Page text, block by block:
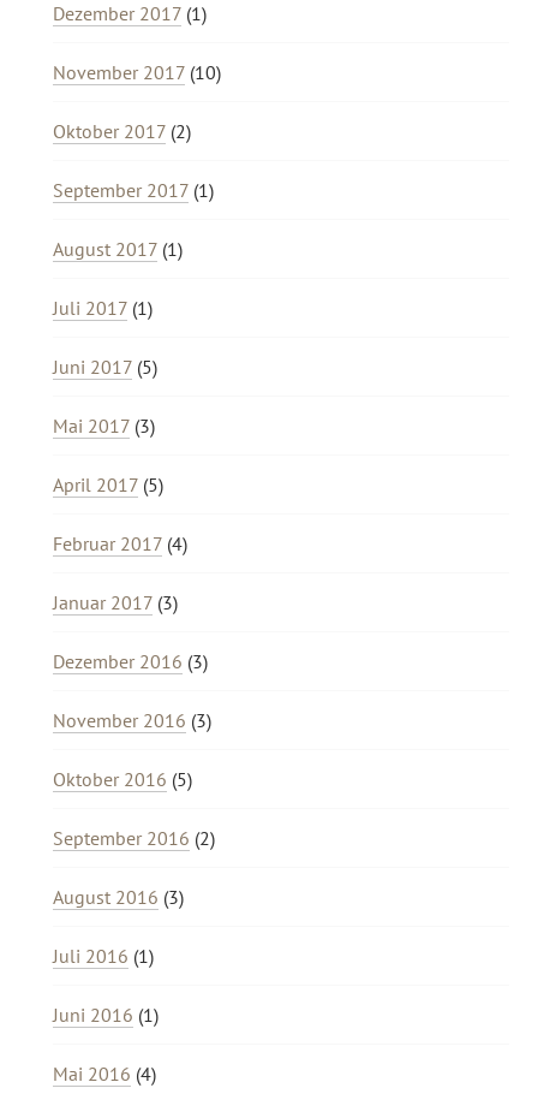
Dezember 2017 (1)
November 2017 (10)
Oktober 2017 (2)
September 2017 (1)
August 2017 (1)
Juli 2017 (1)
Juni 2017 (5)
Mai 2017 (3)
April 2017 (5)
Februar 2017 (4)
Januar 2017 (3)
Dezember 2016 (3)
November 2016 (3)
Oktober 2016 (5)
September 2016 (2)
August 2016 (3)
Juli 2016 (1)
Juni 2016 (1)
Mai 2016 (4)